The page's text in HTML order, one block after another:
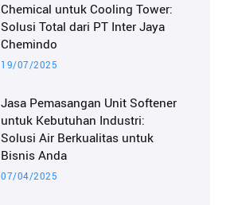
Chemical untuk Cooling Tower:
Solusi Total dari PT Inter Jaya
Chemindo
19/07/2025
Jasa Pemasangan Unit Softener
untuk Kebutuhan Industri:
Solusi Air Berkualitas untuk
Bisnis Anda
07/04/2025